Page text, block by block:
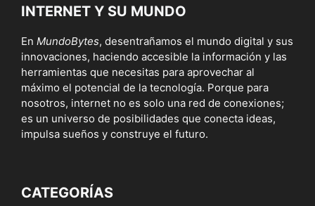
INTERNET Y SU MUNDO
En MundoBytes, desentrañamos el mundo digital y sus
innovaciones, haciendo accesible la información y las
herramientas que necesitas para aprovechar al
máximo el potencial de la tecnología. Porque para
nosotros, internet no es solo una red de conexiones;
es un universo de posibilidades que conecta ideas,
impulsa sueños y construye el futuro.
CATEGORÍAS